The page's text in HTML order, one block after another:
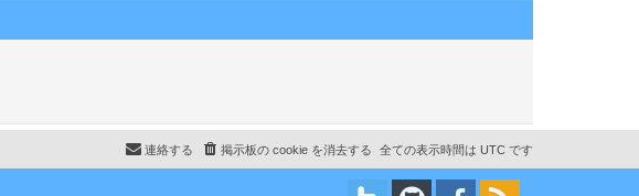
全ての表示時間は UTC です
掲示板の cookie を消去する
連絡する